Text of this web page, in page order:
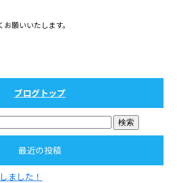
願いいたします。
ブログトップ
最近の投稿
ました！